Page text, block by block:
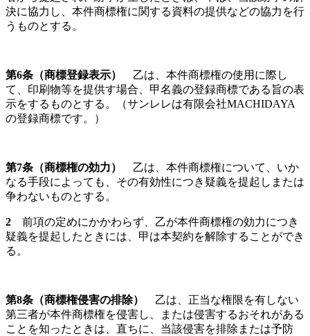
決に協力し、本件商標権に関する資料の提供などの協力を行
うものとする。
第6条（商標登録表示） 乙は、本件商標権の使用に際し
て、印刷物等を提供す場合、甲名義の登録商標である旨の表
示をするものとする。（サンレレは有限会社MACHIDAYA
の登録商標です。）
第7条（商標権の効力） 乙は、本件商標権について、いか
なる手段によっても、その有効性につき疑義を提起しまたは
争わないものとする。
2
前項の定めにかかわらず、乙が本件商標権の効力につき
疑義を提起したときには、甲は本契約を解除することができ
る。
第8条（商標権侵害の排除） 乙は、正当な権限を有しない
第三者が本件商標権を侵害し、または侵害するおそれがある
ことを知ったときは、直ちに、当該侵害を排除または予防